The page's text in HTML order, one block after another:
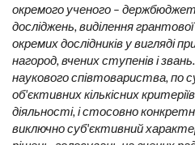
окремого ученого –
досліджень, виділення
окремих дослідників у вигляді
нагород, вчених ступенів і
наукового співтовариства, по
об'єктивних кількісних
діяльності, і стосовно
виключно суб'єктивний